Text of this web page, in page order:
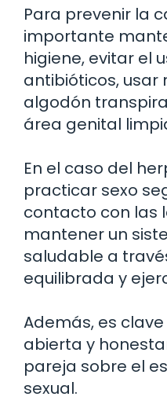
Para prevenir la
importante
higiene, evitar el
antibióticos, usar
algodón
área genital
En el caso del
practicar sexo
contacto con las
mantener un
saludable a
equilibrada y
Además, es
abierta y
pareja sobre el
sexual.